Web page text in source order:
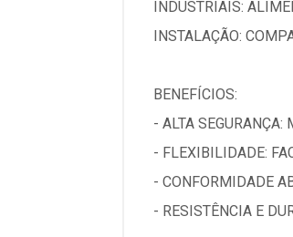
INDUSTRIAIS:
INSTALAÇÃO:
BENEFÍCIOS:
- ALTA SEGURANÇA:
- FLEXIBILIDADE:
- CONFORMIDADE
- RESISTÊNCIA E